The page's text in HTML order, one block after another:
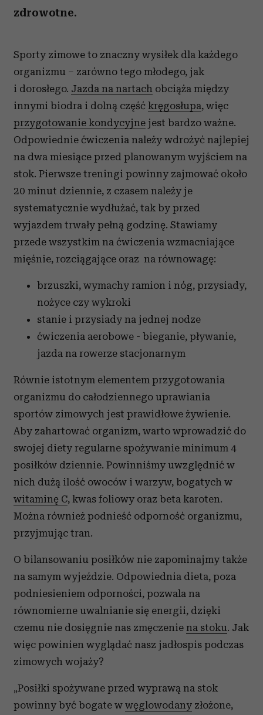
zdrowotne.
Sporty zimowe to znaczny wysiłek dla każdego
organizmu – zarówno tego młodego, jak
i dorosłego. Jazda na nartach obciąża między
innymi biodra i dolną część kręgosłupa, więc
przygotowanie kondycyjne jest bardzo ważne.
Odpowiednie ćwiczenia należy wdrożyć najlepiej
na dwa miesiące przed planowanym wyjściem na
stok. Pierwsze treningi powinny zajmować około
20 minut dziennie, z czasem należy je
systematycznie wydłużać, tak by przed
wyjazdem trwały pełną godzinę. Stawiamy
przede wszystkim na ćwiczenia wzmacniające
mięśnie, rozciągające oraz na równowagę:
brzuszki, wymachy ramion i nóg, przysiady,
nożyce czy wykroki
stanie i przysiady na jednej nodze
ćwiczenia aerobowe - bieganie, pływanie,
jazda na rowerze stacjonarnym
Równie istotnym elementem przygotowania
organizmu do całodziennego uprawiania
sportów zimowych jest prawidłowe żywienie.
Aby zahartować organizm, warto wprowadzić do
swojej diety regularne spożywanie minimum 4
posiłków dziennie. Powinniśmy uwzględnić w
nich dużą ilość owoców i warzyw, bogatych w
witaminę C, kwas foliowy oraz beta karoten.
Można również podnieść odporność organizmu,
przyjmując tran.
O bilansowaniu posiłków nie zapominajmy także
na samym wyjeździe. Odpowiednia dieta, poza
podniesieniem odporności, pozwala na
równomierne uwalnianie się energii, dzięki
czemu nie dosięgnie nas zmęczenie na stoku. Jak
więc powinien wyglądać nasz jadłospis podczas
zimowych wojaży?
„Posiłki spożywane przed wyprawą na stok
powinny być bogate w węglowodany złożone,